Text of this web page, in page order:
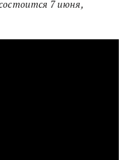
7 июня,